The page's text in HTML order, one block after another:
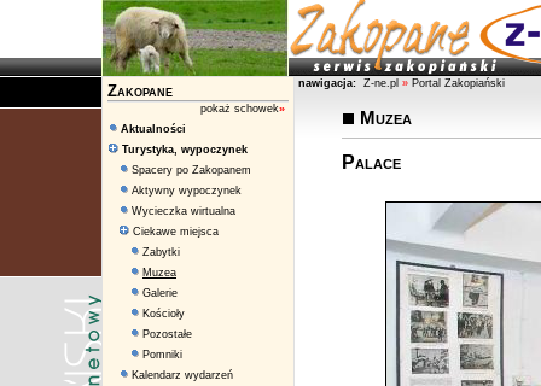
Zakopane
pokaż schowek»
Aktualności
Turystyka, wypoczynek
Spacery po Zakopanem
Aktywny wypoczynek
Wycieczka wirtualna
Ciekawe miejsca
Zabytki
Muzea
Galerie
Kościoły
Pozostałe
Pomniki
Kalendarz wydarzeń
nawigacja: Z-ne.pl » Portal Zakopiański
Muzea
Palace